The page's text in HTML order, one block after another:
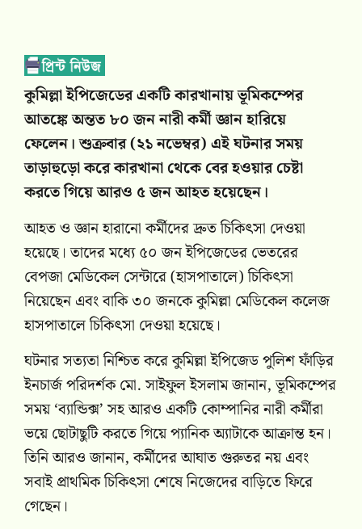
কুমিল্লা ইপিজেডের একটি কারখানায় ভূমিকম্পের
আতঙ্কে অন্তত ৮০ জন নারী কর্মী জ্ঞান হারিয়ে
ফেলেন। শুক্রবার (২১ নভেম্বর) এই ঘটনার সময়
তাড়াহুড়ো করে কারখানা থেকে বের হওয়ার চেষ্টা
করতে গিয়ে আরও ৫ জন আহত হয়েছেন।
আহত ও জ্ঞান হারানো কর্মীদের দ্রুত চিকিৎসা দেওয়া
হয়েছে। তাদের মধ্যে ৫০ জন ইপিজেডের ভেতরের
বেপজা মেডিকেল সেন্টারে (হাসপাতালে) চিকিৎসা
নিয়েছেন এবং বাকি ৩০ জনকে কুমিল্লা মেডিকেল কলেজ
হাসপাতালে চিকিৎসা দেওয়া হয়েছে।
ঘটনার সত্যতা নিশ্চিত করে কুমিল্লা ইপিজেড পুলিশ ফাঁড়ির
ইনচার্জ পরিদর্শক মো. সাইফুল ইসলাম জানান, ভূমিকম্পের
সময় ‘ব্যান্ডিক্স’ সহ আরও একটি কোম্পানির নারী কর্মীরা
ভয়ে ছোটাছুটি করতে গিয়ে প্যানিক অ্যাটাকে আক্রান্ত হন।
তিনি আরও জানান, কর্মীদের আঘাত গুরুতর নয় এবং
সবাই প্রাথমিক চিকিৎসা শেষে নিজেদের বাড়িতে ফিরে
গেছেন।